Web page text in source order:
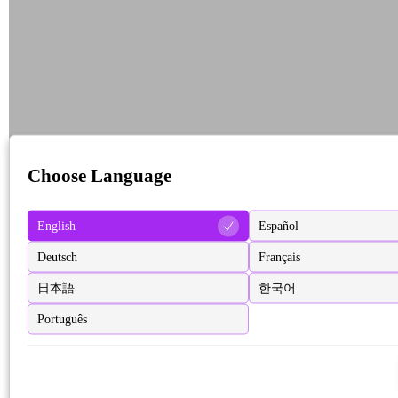
Choose Language
English Español
Deutsch Français
日本語 한국어
Português